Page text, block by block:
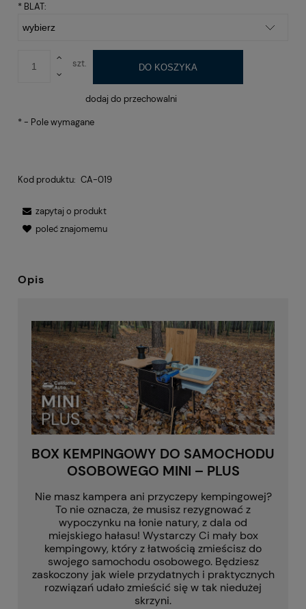
* BLAT:
szt. DO KOSZYKA
dodaj do przechowalni
*- Pole wymagane
Kod produktu: CA-019
zapytaj o produkt
poleć znajomemu
Opis
BOX KEMPINGOWY DO SAMOCHODU
OSOBOWEGO MINI – PLUS
Nie masz kampera ani przyczepy kempingowej?
To nie oznacza, że musisz rezygnować z
wypoczynku na łonie natury, z dala od
miejskiego hałasu! Wystarczy Ci mały box
kempingowy, który z łatwością zmieścisz do
swojego samochodu osobowego. Będziesz
zaskoczony jak wiele przydatnych i praktycznych
rozwiązań udało zmieścić się w tak niedużej
skrzyni.